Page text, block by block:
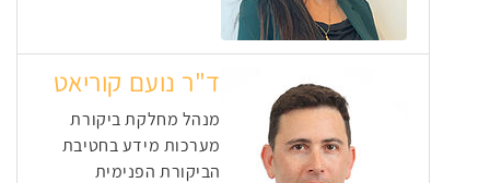
ד"ר נועם קוריאט
מנהל מחלקת ביקורת
מערכות מידע בחטיבת
הביקורת הפנימית